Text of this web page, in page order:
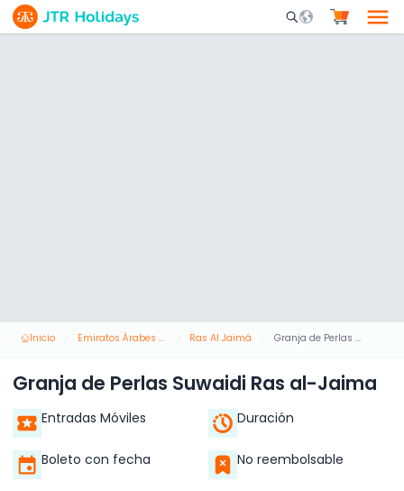
Mobile Search
Inicio Emiratos Árabes Unidos Ras Al Jaimá Granja de Perlas Suwaidi Ras al-Jaima
Granja de Perlas Suwaidi Ras al-Jaima
Entradas Móviles Duración
Boleto con fecha No reembolsable